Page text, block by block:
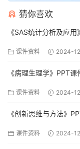
猜你喜欢
《SAS统计分析及应
课件资料 2024-
《病理生理学》PPT
课件资料 2024-
《创新思维与方法》
课件资料 2024-